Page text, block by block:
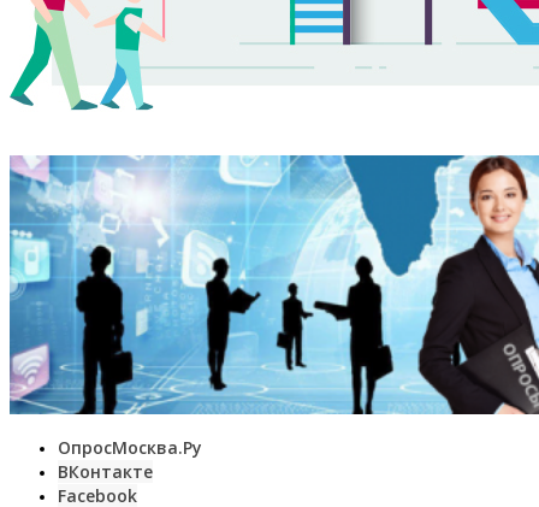
ОпросМосква.Ру
ВКонтакте
Facebook